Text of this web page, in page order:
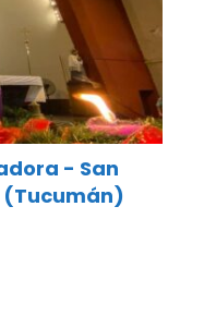
- San
(Tucumán)